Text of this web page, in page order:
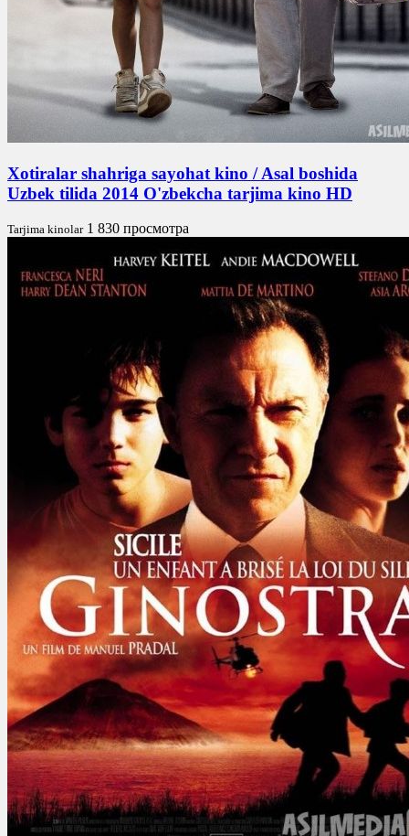
Xotiralar shahriga sayohat kino / Asal boshida
Uzbek tilida 2014 O'zbekcha tarjima kino HD
Tarjima kinolar 1 830 просмотра